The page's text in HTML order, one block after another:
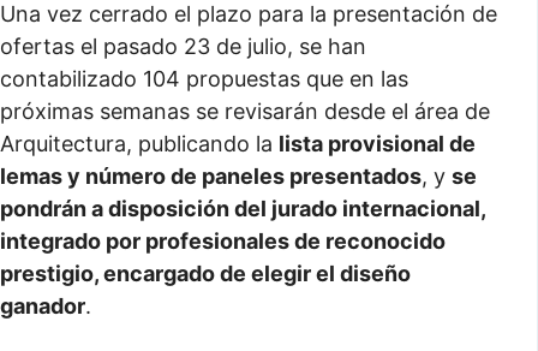
Una vez cerrado el plazo para la presentación de
ofertas el pasado 23 de julio, se han
contabilizado 104 propuestas que en las
próximas semanas se revisarán desde el área de
Arquitectura, publicando la lista provisional de
lemas y número de paneles presentados, y se
pondrán a disposición del jurado internacional,
integrado por profesionales de reconocido
prestigio, encargado de elegir el diseño
ganador.